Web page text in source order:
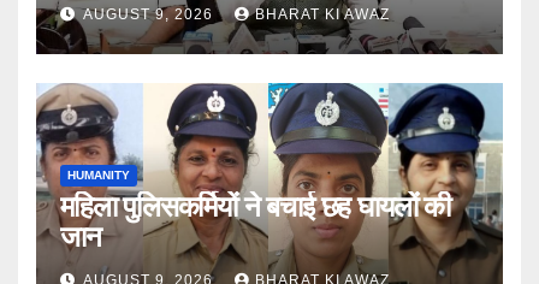
AUGUST 9, 2026 BHARAT KI AWAZ
HUMANITY
महिला पुलिसकर्मियों ने बचाई छह घायलों की
जान
AUGUST 9, 2026 BHARAT KI AWAZ